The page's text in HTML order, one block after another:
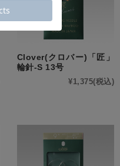
Clover(クロバー)「匠」
輪針-S 13号
¥1,375(税込)